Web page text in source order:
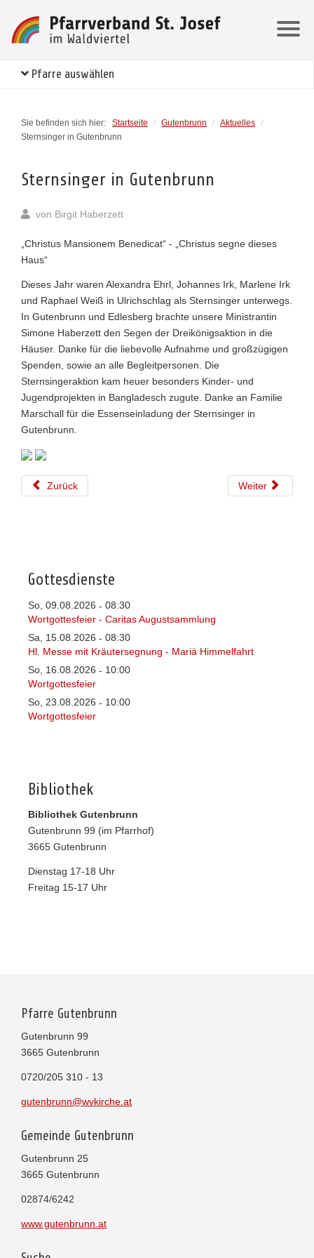
Pfarre auswählen
Sie befinden sich hier: Startseite / Gutenbrunn / Aktuelles
/
Sternsinger in Gutenbrunn
Sternsinger in Gutenbrunn
von Birgit Haberzett
„Christus Mansionem Benedicat“ - „Christus segne dieses
Haus“
Dieses Jahr waren Alexandra Ehrl, Johannes Irk, Marlene Irk
und Raphael Weiß in Ulrichschlag als Sternsinger unterwegs.
In Gutenbrunn und Edlesberg brachte unsere Ministrantin
Simone Haberzett den Segen der Dreikönigsaktion in die
Häuser. Danke für die liebevolle Aufnahme und großzügigen
Spenden, sowie an alle Begleitpersonen. Die
Sternsingeraktion kam heuer besonders Kinder- und
Jugendprojekten in Bangladesch zugute. Danke an Familie
Marschall für die Essenseinladung der Sternsinger in
Gutenbrunn.
Zurück Weiter
Gottesdienste
So, 09.08.2026 - 08:30
Wortgottesfeier - Caritas Augustsammlung
Sa, 15.08.2026 - 08:30
Hl. Messe mit Kräutersegnung - Mariä Himmelfahrt
So, 16.08.2026 - 10:00
Wortgottesfeier
So, 23.08.2026 - 10:00
Wortgottesfeier
Bibliothek
Bibliothek Gutenbrunn
Gutenbrunn 99 (im Pfarrhof)
3665 Gutenbrunn
Dienstag 17-18 Uhr
Freitag 15-17 Uhr
Pfarre Gutenbrunn
Gutenbrunn 99
3665 Gutenbrunn
0720/205 310 - 13
gutenbrunn@wvkirche.at
Gemeinde Gutenbrunn
Gutenbrunn 25
3665 Gutenbrunn
02874/6242
www.gutenbrunn.at